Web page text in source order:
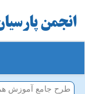
انجمن
طرح جامع آموزش